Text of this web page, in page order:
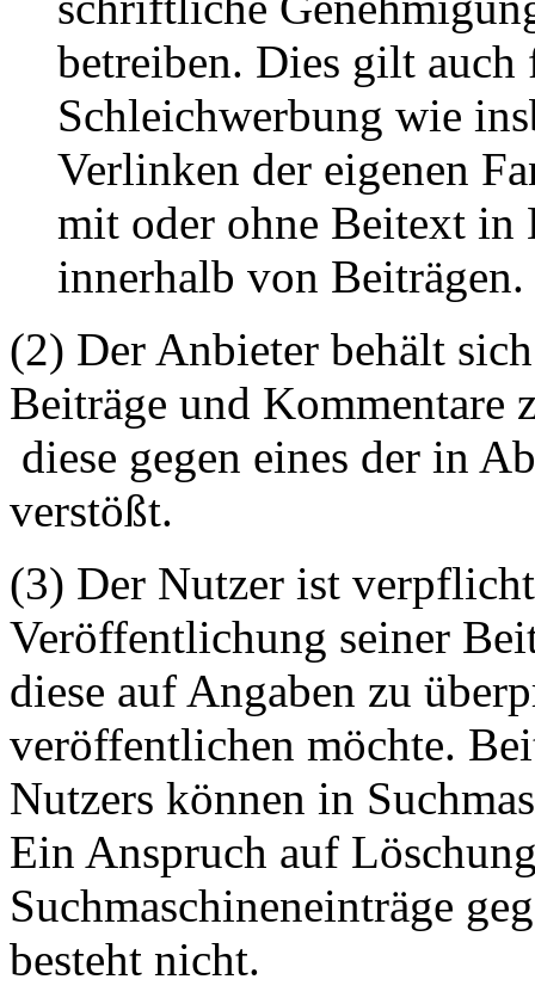
betreiben. Dies gilt auch
Schleichwerbung wie
Verlinken der eigenen
mit oder ohne Beitext in
innerhalb von Beiträgen.
(2) Der Anbieter behält
Beiträge und Kommentare
diese gegen eines der in
verstößt.
(3) Der Nutzer ist
Veröffentlichung seiner
diese auf Angaben zu
veröffentlichen möchte.
Nutzers können in
Ein Anspruch auf
Suchmaschineneinträge
besteht nicht.